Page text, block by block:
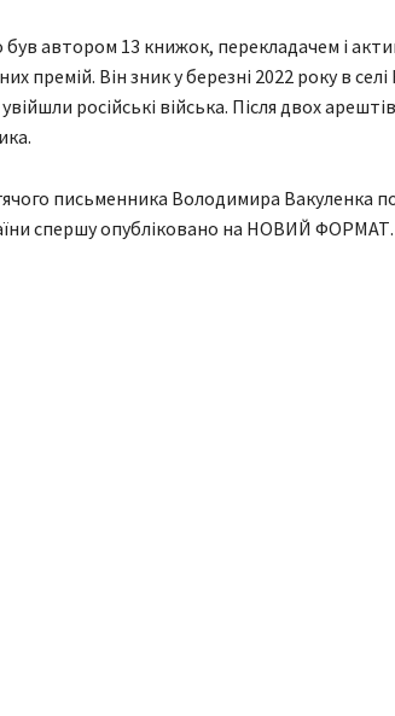
був автором 13 книжок, перекладачем і
премій. Він зник у березні 2022 року в
російські війська. Після двох
письменника Володимира Вакуленка
спершу опубліковано на НОВИЙ ФОРМАТ.